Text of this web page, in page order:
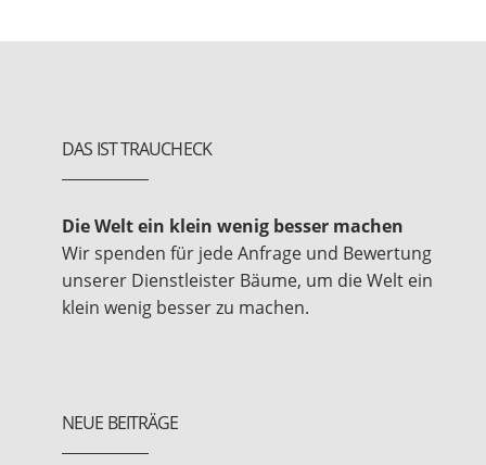
DAS IST TRAUCHECK
Die Welt ein klein wenig besser machen
Wir spenden für jede Anfrage und Bewertung
unserer Dienstleister Bäume, um die Welt ein
klein wenig besser zu machen.
NEUE BEITRÄGE